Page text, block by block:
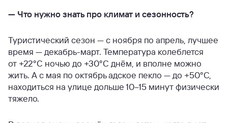
— Что нужно знать про климат и сезонность?
Туристический сезон — с ноября по апрель, лучшее
время — декабрь-март. Температура колеблется
от +22°С ночью до +30°С днём, и вполне можно
жить. А с мая по октябрь адское пекло — до +50°С,
находиться на улице дольше 10–15 минут физически
тяжело.